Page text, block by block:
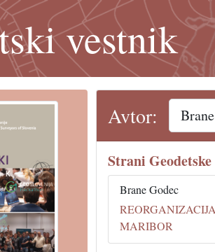
vestnik
Avtor:
Strani
Brane Godec
MARIBOR